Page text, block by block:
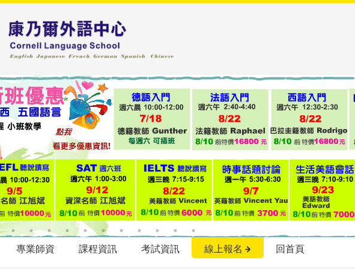
專業師資 課程資訊 考試資訊 線上報名 回首頁